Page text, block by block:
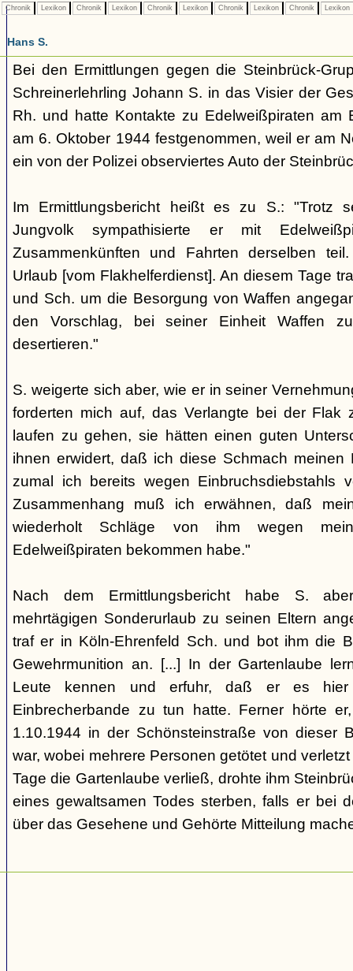
Chronik Lexikon Chronik Lexikon Chronik Lexikon Chronik Lexikon Chronik Lexikon
Hans S.
Bei den Ermittlungen gegen die Steinbrück-
Schreinerlehrling Johann S. in das Visier der
Rh. und hatte Kontakte zu Edelweißpiraten am
am 6. Oktober 1944 festgenommen, weil er am
ein von der Polizei observiertes Auto der
Im Ermittlungsbericht heißt es zu S.: "Trotz
Jungvolk sympathisierte er mit
Zusammenkünften und Fahrten derselben
Urlaub [vom Flakhelferdienst]. An diesem Tage
und Sch. um die Besorgung von Waffen
den Vorschlag, bei seiner Einheit Waffen
desertieren."
S. weigerte sich aber, wie er in seiner
forderten mich auf, das Verlangte bei der Flak
laufen zu gehen, sie hätten einen guten
ihnen erwidert, daß ich diese Schmach meinen
zumal ich bereits wegen Einbruchsdiebstahls
Zusammenhang muß ich erwähnen, daß
wiederholt Schläge von ihm wegen
Edelweißpiraten bekommen habe."
Nach dem Ermittlungsbericht habe S.
mehrtägigen Sonderurlaub zu seinen Eltern
traf er in Köln-Ehrenfeld Sch. und bot ihm die
Gewehrmunition an. [...] In der Gartenlaube
Leute kennen und erfuhr, daß er es hier
Einbrecherbande zu tun hatte. Ferner hörte
1.10.1944 in der Schönsteinstraße von dieser
war, wobei mehrere Personen getötet und
Tage die Gartenlaube verließ, drohte ihm
eines gewaltsamen Todes sterben, falls er bei
über das Gesehene und Gehörte Mitteilung